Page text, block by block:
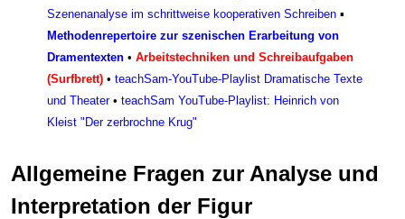
Szenenanalyse im schrittweise kooperativen Schreiben ▪
Methodenrepertoire zur szenischen Erarbeitung von
Dramentexten • Arbeitstechniken und Schreibaufgaben
(Surfbrett) • teachSam-YouTube-Playlist Dramatische Texte
und Theater• teachSam YouTube-Playlist: Heinrich von
Kleist "Der zerbrochne Krug"
Allgemeine Fragen zur Analyse und
Interpretation der Figur